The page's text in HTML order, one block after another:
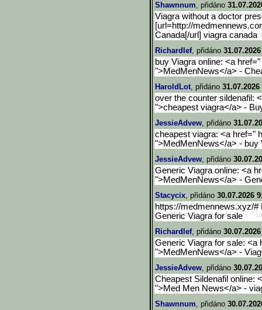
Shawnnum, přidáno
Viagra without a doctor
[url=http://
Canada[/url] viagra canada
Richardlef, přidáno
buy Viagra online: <a
">MedMenNews</a> -
HaroldLot, přidáno 31.07.2026
over the counter sildenafil:
">cheapest viagra</a> -
JessieAdvew, přidáno
cheapest viagra: <a href="
">MedMenNews</a> - buy
JessieAdvew, přidáno
Generic Viagra online: <a
">MedMenNews</a> -
Stacycix, přidáno 30.07.2026
https://medmennews.xyz/#
Generic Viagra for sale
Richardlef, přidáno
Generic Viagra for sale: <a
">MedMenNews</a> -
JessieAdvew, přidáno
Cheapest Sildenafil online:
">Med Men News</a> -
Shawnnum, přidáno